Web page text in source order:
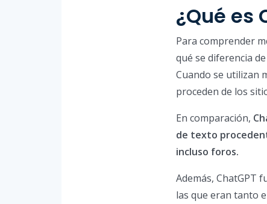
¿Qué es
Para comprender
qué se diferencia
Cuando se utilizan
proceden de los
En comparación,
de texto
incluso foros.
Además, ChatGPT
las que eran tanto